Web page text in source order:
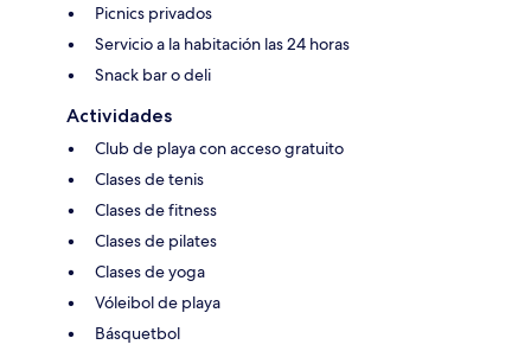
Picnics privados
Servicio a la habitación las 24 horas
Snack bar o deli
Actividades
Club de playa con acceso gratuito
Clases de tenis
Clases de fitness
Clases de pilates
Clases de yoga
Vóleibol de playa
Básquetbol